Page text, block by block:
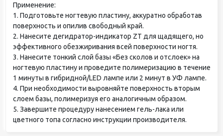
Применение:
1. Подготовьте ногтевую пластину, аккуратно обработав
поверхность и опилив свободный край.
2. Нанесите дегидратор-индикатор ZT для щадящего, но
эффективного обезжиривания всей поверхности ногтя.
3. Нанесите тонкий слой базы «Без сколов и отслоек» на
ногтевую пластину и проведите полимеризацию в течение
1 минуты в гибридной/LED лампе или 2 минут в УФ лампе.
4. При необходимости выровняйте поверхность вторым
слоем базы, полимеризуя его аналогичным образом.
5. Завершите процедуру нанесением гель-лака или
цветного топа согласно инструкции производителя.